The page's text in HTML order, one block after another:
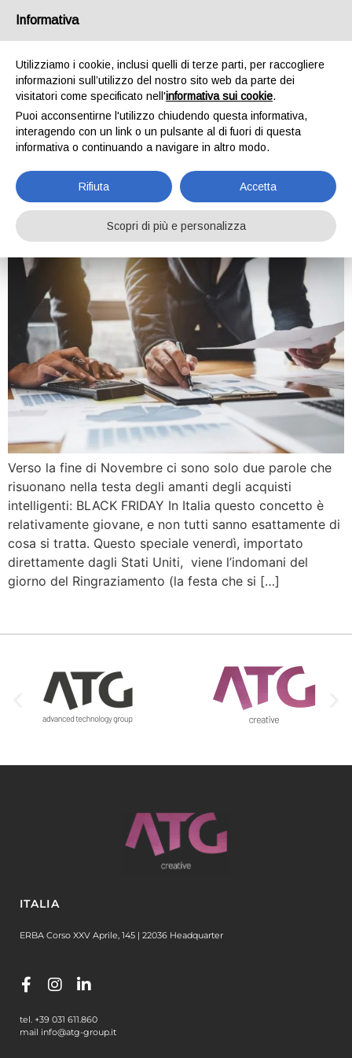
ATG Creative
Agenzia web
Tag:newsletter
DIGITAL MARKETING E
BLACK FRIDAY: IL
CONNUBIO PERFETTO
Verso la fine di Novembre ci sono solo due parole che
risuonano nella testa degli amanti degli acquisti
intelligenti: BLACK FRIDAY In Italia questo concetto è
relativamente giovane, e non tutti sanno esattamente di
cosa si tratta. Questo speciale venerdì, importato
direttamente dagli Stati Uniti, viene l’indomani del
giorno del Ringraziamento (la festa che si […]
ITALIA
ERBA Corso XXV Aprile, 145 | 22036 Headquarter
tel. +39 031 611.860
mail info@atg-group.it
Informativa
Utilizziamo i cookie, inclusi quelli di terze parti, per raccogliere
informazioni sull’utilizzo del nostro sito web da parte dei
visitatori come specificato nell'informativa sui cookie.
Puoi acconsentirne l'utilizzo chiudendo questa informativa,
interagendo con un link o un pulsante al di fuori di questa
informativa o continuando a navigare in altro modo.
Rifiuta Accetta
Scopri di più e personalizza